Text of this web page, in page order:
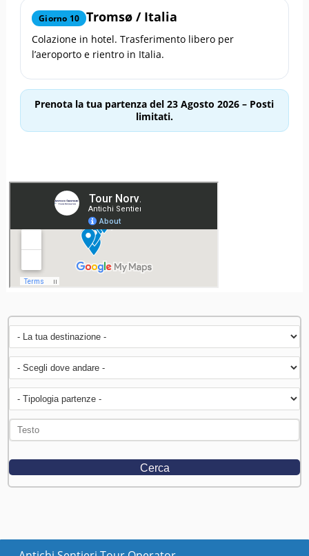
Giorno 10 Tromsø / Italia
Colazione in hotel. Trasferimento libero per
l’aeroporto e rientro in Italia.
Prenota la tua partenza del 23 Agosto 2026 – Posti
limitati.